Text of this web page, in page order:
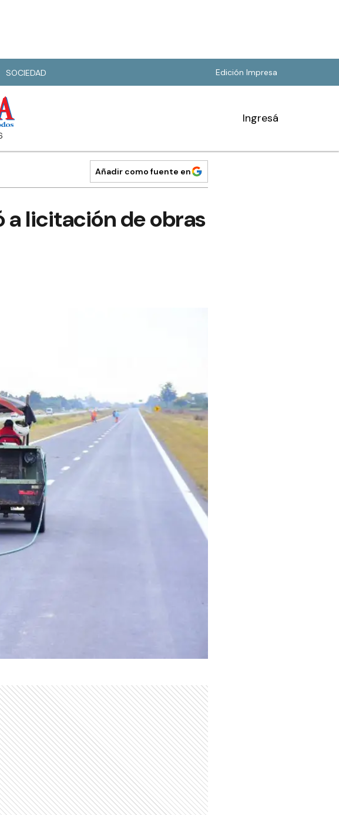
SOCIEDAD Edición Impresa
Ingresá
Añadir como fuente en
a licitación de obras